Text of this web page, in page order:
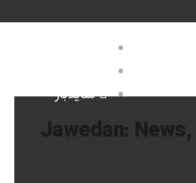
سایدبار
صفحه نخست